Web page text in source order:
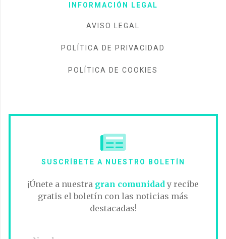
INFORMACIÓN LEGAL
AVISO LEGAL
POLÍTICA DE PRIVACIDAD
POLÍTICA DE COOKIES
SUSCRÍBETE A NUESTRO BOLETÍN
¡Únete a nuestra gran comunidad y recibe
gratis el boletín con las noticias más
destacadas!